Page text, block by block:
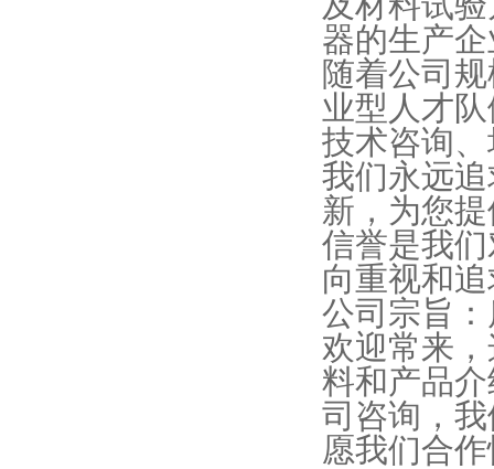
器的生产
随着公司
业型人才
技术咨询
我们永远
新，为您
信誉是我
向重视和
公司宗旨
欢迎常来
料和产品
司咨询，
愿我们合